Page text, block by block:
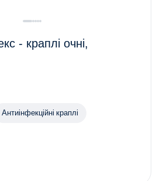
- краплі очні,
Антиінфекційні краплі